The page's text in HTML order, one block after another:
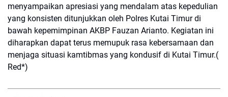
menyampaikan apresiasi yang mendalam atas kepedulian
yang konsisten ditunjukkan oleh Polres Kutai Timur di
bawah kepemimpinan AKBP Fauzan Arianto. Kegiatan ini
diharapkan dapat terus memupuk rasa kebersamaan dan
menjaga situasi kamtibmas yang kondusif di Kutai Timur.(
Red*)